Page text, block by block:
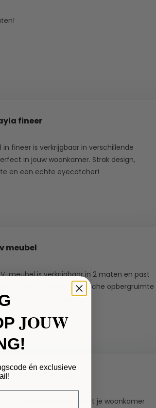
fineer
fineer is verkrijgbaar in verschillende
in jouw woonkamer. Strak design,
en een echte eyecatcher!
meubel
meubel is verkrijgbaar in 2 maten en past
Stijlvol design, praktische opbergruimte
in je woonkamer!
tv meubel beige
TV-meubel in beige geeft je woonkamer
JOUW
én exclusieve